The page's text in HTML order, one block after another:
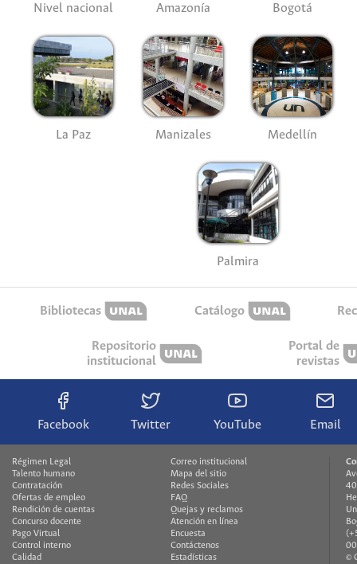
Nivel nacional Amazonía Bogotá
La Paz Manizales Medellín
Palmira
Bibliotecas Catálogo
Repositorio
institucional
Portal de
revistas
Facebook Twitter YouTube Email
Régimen Legal
Talento humano
Contratación
Ofertas de empleo
Rendición de cuentas
Concurso docente
Pago Virtual
Control interno
Calidad
Correo institucional
Mapa del sitio
Redes Sociales
FAQ
Quejas y reclamos
Atención en línea
Encuesta
Contáctenos
Estadísticas
©